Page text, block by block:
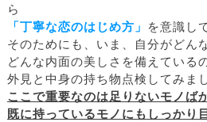
ら
「丁寧な恋のはじめ方」
を意識し
そのためにも、いま、自分がどん
どんな内面の美しさを備えている
外見と中身の持ち物点検してみま
ここで重要なのは足りないモノば
既に持っているモノにもしっかり